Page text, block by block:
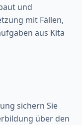
und
mit Fällen,
aus Kita
sichern Sie
über den